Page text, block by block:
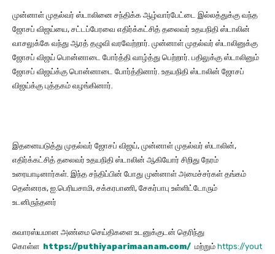
முன்னாள் முதல்வர் ஸ்டாலினை சந்திக்க ஆழ்வார்பேட்டை இல்லத்துக்கு வந்த
ஜோசப் விஜய்யை, சட்டப்பேரவை எதிர்க்கட்சித் தலைவர் உதயநிதி ஸ்டாலின்
வாசலுக்கே வந்து ஆரத் தழுவி வரவேற்றார். முன்னாள் முதல்வர் ஸ்டாலினுக்கு
ஜோசப் விஜய் பொன்னாடை போர்த்தி வாழ்த்து பெற்றார். பதிலுக்கு ஸ்டாலினும்
ஜோசப் விஜய்க்கு பொன்னாடை போர்த்தினார். உதயநிதி ஸ்டாலின் ஜோசப்
விஜய்க்கு புத்தகம் வழங்கினார்.
இதனையடுத்து முதல்வர் ஜோசப் விஜய், முன்னாள் முதல்வர் ஸ்டாலின்,
எதிர்க்கட்சித் தலைவர் உதயநிதி ஸ்டாலின் ஆகியோர் சிறிது நேரம்
உரையாடினார்கள். இந்த சந்திப்பின் போது முன்னாள் அமைச்சர்கள் தங்கம்
தென்னரசு, ஐ.பெரியசாமி, சக்கரபாணி, சேகர்பாபு உள்ளிட்டோரும்
உடனிருந்தனர்
சுவாரஸ்யமான அண்மை செய்திகளை உடனுக்குடன் தெரிந்து
கொள்ள https://puthiyaparimaanam.com/ மற்றும் https://yout